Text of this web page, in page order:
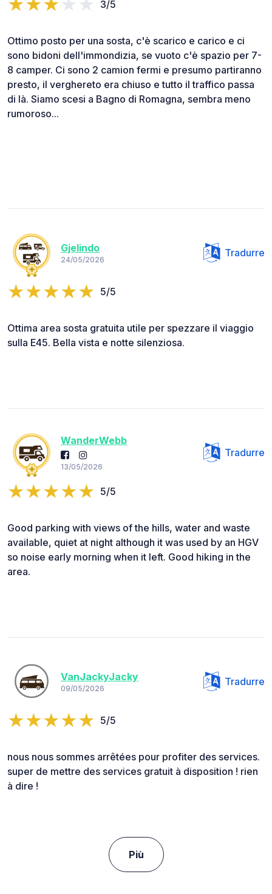
3/5
Ottimo posto per una sosta, c'è scarico e carico e ci
sono bidoni dell'immondizia, se vuoto c'è spazio per 7-
8 camper. Ci sono 2 camion fermi e presumo partiranno
presto, il verghereto era chiuso e tutto il traffico passa
di là. Siamo scesi a Bagno di Romagna, sembra meno
rumoroso...
Gjelindo
24/05/2026
Tradurre
5/5
Ottima area sosta gratuita utile per spezzare il viaggio
sulla E45. Bella vista e notte silenziosa.
WanderWebb
13/05/2026
Tradurre
5/5
Good parking with views of the hills, water and waste
available, quiet at night although it was used by an HGV
so noise early morning when it left. Good hiking in the
area.
VanJackyJacky
09/05/2026
Tradurre
5/5
nous nous sommes arrêtées pour profiter des services.
super de mettre des services gratuit à disposition ! rien
à dire !
Più